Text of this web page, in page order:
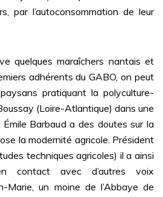
par l’autoconsommation de leur
maraîchers nantais et
adhérents du GABO, on peut
pratiquant la polyculture-
(Loire-Atlantique) dans une
Barbaud a des doutes sur la
la modernité agricole. Président
techniques agricoles) il a ainsi
contact avec d’autres voix
Marie, un moine de l’Abbaye de